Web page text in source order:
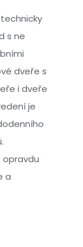
s ne
dveře s
i dveře
je
opravdu
a